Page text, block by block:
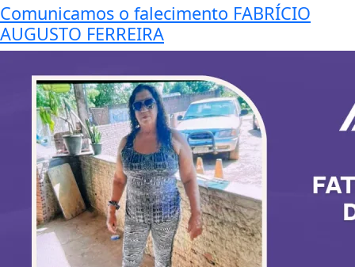
Comunicamos o falecimento FABRÍCIO
AUGUSTO FERREIRA